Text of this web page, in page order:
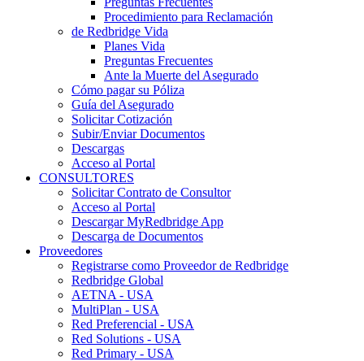
Procedimiento para Reclamación
de Redbridge Vida
Planes Vida
Preguntas Frecuentes
Ante la Muerte del Asegurado
Cómo pagar su Póliza
Guía del Asegurado
Solicitar Cotización
Subir/Enviar Documentos
Descargas
Acceso al Portal
CONSULTORES
Solicitar Contrato de Consultor
Acceso al Portal
Descargar MyRedbridge App
Descarga de Documentos
Proveedores
Registrarse como Proveedor de Redbridge
Redbridge Global
AETNA - USA
MultiPlan - USA
Red Preferencial - USA
Red Solutions - USA
Red Primary - USA